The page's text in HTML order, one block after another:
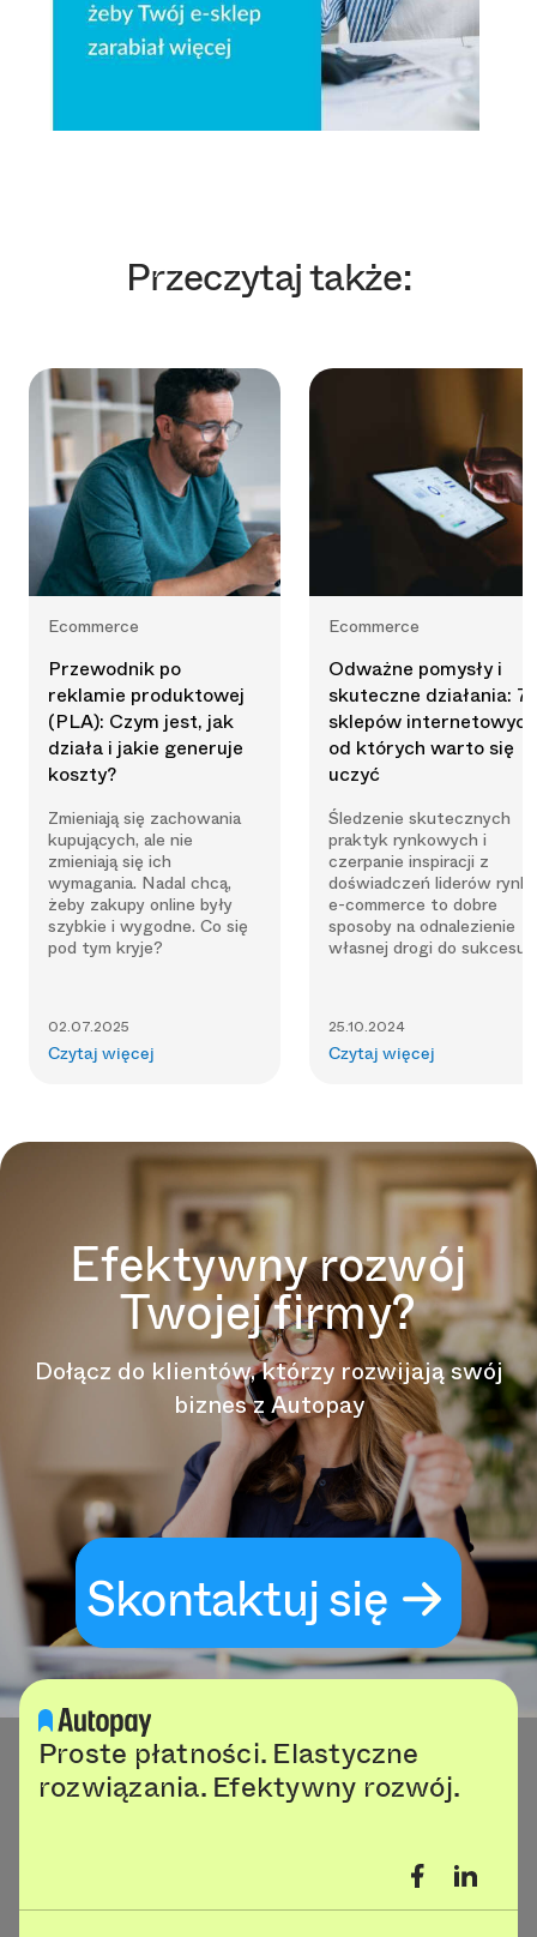
Przeczytaj także:
Ecommerce
Przewodnik po
reklamie produktowej
(PLA): Czym jest, jak
działa i jakie generuje
koszty?
Zmieniają się zachowania
kupujących, ale nie
zmieniają się ich
wymagania. Nadal chcą,
żeby zakupy online były
szybkie i wygodne. Co się
pod tym kryje?
02.07.2025
Czytaj więcej
Ecommerce
Odważne pomysły i
skuteczne działania: 7
sklepów
od których warto się
uczyć
Śledzenie skutecznych
praktyk rynkowych i
czerpanie inspiracji z
doświadczeń liderów
e-commerce to dobre
sposoby na odnalezienie
własnej drogi do sukcesu.
25.10.2024
Czytaj więcej
Efektywny rozwój
Twojej firmy?
Dołącz do klientów, którzy rozwijają swój
biznes z Autopay
Skontaktuj się
Proste płatności. Elastyczne
rozwiązania. Efektywny rozwój.